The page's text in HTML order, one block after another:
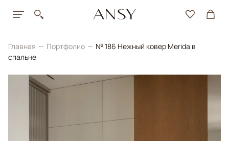
Главная Портфолио
№ 186 Нежный ковер Merida в
спальне